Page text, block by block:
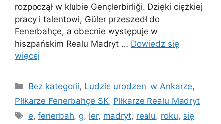
rozpoczął w klubie Gençlerbirliği. Dzięki ciężkiej
pracy i talentowi, Güler przeszedł do
Fenerbahçe, a obecnie występuje w
hiszpańskim Realu Madryt … Dowiedz się
więcej
Kategorie
Bez kategorii, Ludzie urodzeni w Ankarze,
Piłkarze Fenerbahçe SK, Piłkarze Realu Madryt
Tagi
e,fenerbah, g, ler, madryt, realu, roku, się